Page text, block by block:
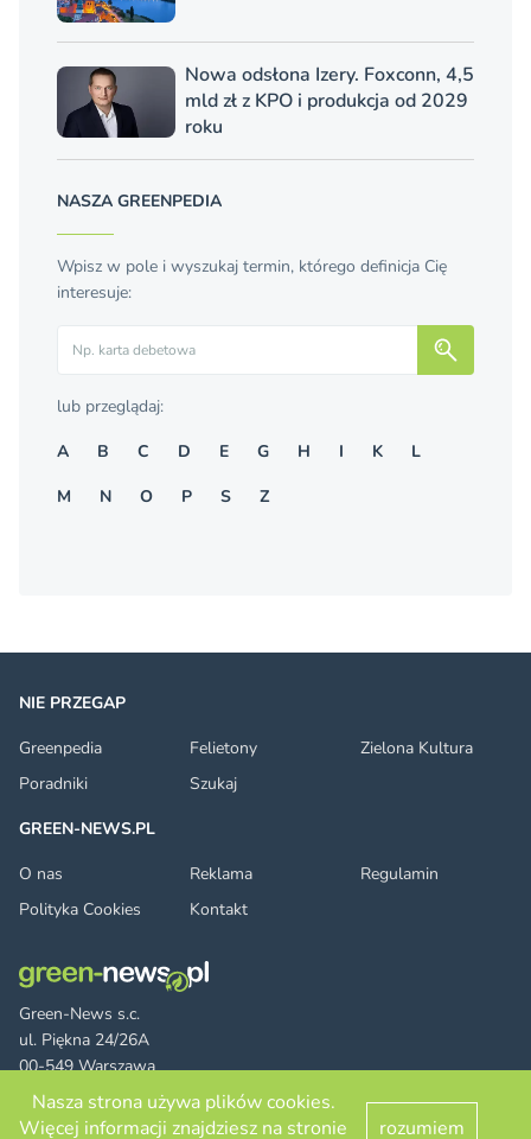
Nowa odsłona Izery. Foxconn, 4,5
mld zł z KPO i produkcja od 2029
roku
NASZA GREENPEDIA
Wpisz w pole i wyszukaj termin, którego definicja Cię
interesuje:
lub przeglądaj:
A
B C D E G H I K
L
M
N O P S Z
Green-News s.c.
ul. Piękna 24/26A
00-549 Warszawa
NIE PRZEGAP
Greenpedia
Felietony
Zielona Kultura
Poradniki
Szukaj
GREEN-NEWS.PL
O nas
Reklama
Regulamin
Polityka Cookies
Kontakt
Nasza strona używa plików cookies.
Więcej informacji znajdziesz na stronie
rozumiem